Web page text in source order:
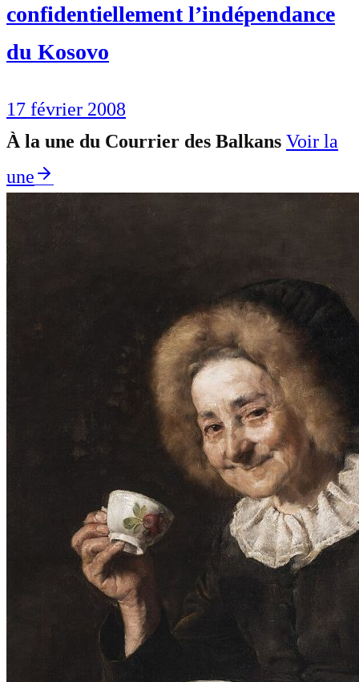
confidentiellement l’indépendance
du Kosovo
17 février 2008
À la une du Courrier des Balkans Voir la
une